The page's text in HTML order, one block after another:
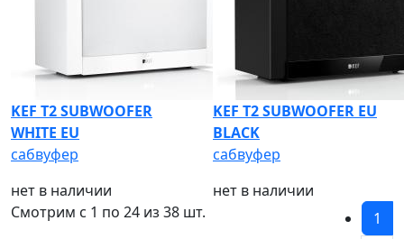
KEF T2 SUBWOOFER
WHITE EU
cабвуфер
нет в наличии
KEF T2 SUBWOOFER EU
BLACK
сабвуфер
нет в наличии
Смотрим c 1 по 24 из 38 шт.
1